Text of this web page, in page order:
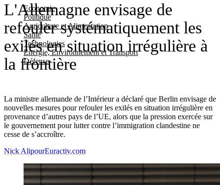
Economie
Politique
Agriculture et Alimentation
Santé
Technologies
Energie, Environnement et Transport
Défense
L'Allemagne envisage de
refouler systématiquement les
exilés en situation irrégulière à
la frontière
La ministre allemande de l’Intérieur a déclaré que Berlin envisage de
nouvelles mesures pour refouler les exilés en situation irrégulière en
provenance d’autres pays de l’UE, alors que la pression exercée sur
le gouvernement pour lutter contre l’immigration clandestine ne
cesse de s’accroître.
Nick AlipourEuractiv.com